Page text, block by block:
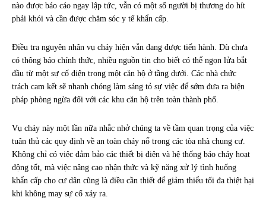
nào được báo cáo ngay lập tức, vẫn có một số người bị thương do hít
phải khói và cần được chăm sóc y tế khẩn cấp.
Điều tra nguyên nhân vụ cháy hiện vẫn đang được tiến hành. Dù chưa
có thông báo chính thức, nhiều nguồn tin cho biết có thể ngọn lửa bắt
đầu từ một sự cố điện trong một căn hộ ở tầng dưới. Các nhà chức
trách cam kết sẽ nhanh chóng làm sáng tỏ sự việc để sớm đưa ra biện
pháp phòng ngừa đối với các khu căn hộ trên toàn thành phố.
Vụ cháy này một lần nữa nhắc nhở chúng ta về tầm quan trọng của việc
tuân thủ các quy định về an toàn cháy nổ trong các tòa nhà chung cư.
Không chỉ có việc đảm bảo các thiết bị điện và hệ thống báo cháy hoạt
động tốt, mà việc nâng cao nhận thức và kỹ năng xử lý tình huống
khẩn cấp cho cư dân cũng là điều cần thiết để giảm thiểu tối đa thiệt hại
khi không may sự cố xảy ra.